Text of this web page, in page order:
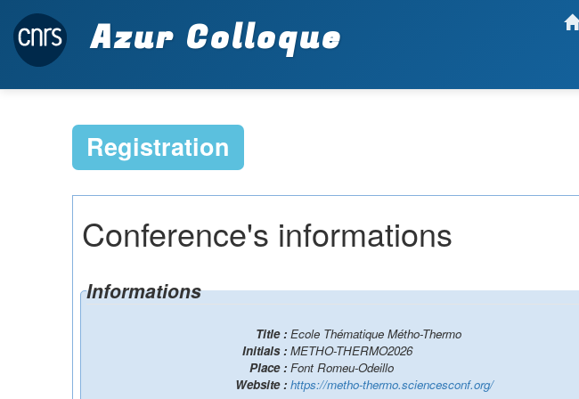
Azur Colloque
Registration
Conference's informations
Informations
Title : Ecole Thématique Métho-Thermo
Initials : METHO-THERMO2026
Place : Font Romeu-Odeillo
Website : https://metho-thermo.sciencesconf.org/